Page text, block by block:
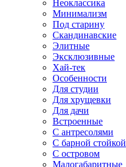
Неоклассика
Минимализм
Под старину
Скандинавские
Элитные
Эксклюзивные
Хай-тек
Особенности
Для студии
Для хрущевки
Для дачи
Встроенные
С антресолями
С барной стойкой
С островом
Малогабаритные